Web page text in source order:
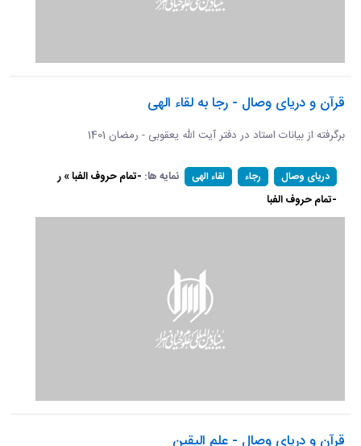
قرآن و دریای وصال - رجا به لقاء الهی
برگرفته از بیانات استاد در دفتر آیت الله یعقوبی - رمضان 1401
دریای وصال رجاء لقاء الهی نمایه ها: -تمام حروف الفبا » ر
-تمام حروف الفبا